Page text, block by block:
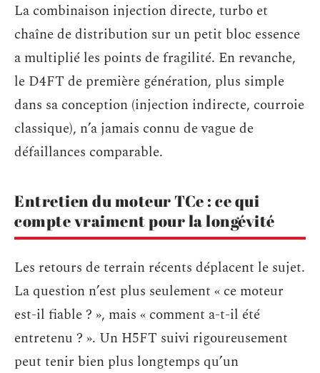
La combinaison injection directe, turbo et
chaîne de distribution sur un petit bloc essence
a multiplié les points de fragilité. En revanche,
le D4FT de première génération, plus simple
dans sa conception (injection indirecte, courroie
classique), n’a jamais connu de vague de
défaillances comparable.
Entretien du moteur TCe : ce qui
compte vraiment pour la longévité
Les retours de terrain récents déplacent le sujet.
La question n’est plus seulement « ce moteur
est-il fiable ? », mais « comment a-t-il été
entretenu ? ». Un H5FT suivi rigoureusement
peut tenir bien plus longtemps qu’un